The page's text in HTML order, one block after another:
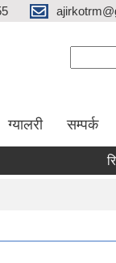
ग्यालरी सम्पर्क